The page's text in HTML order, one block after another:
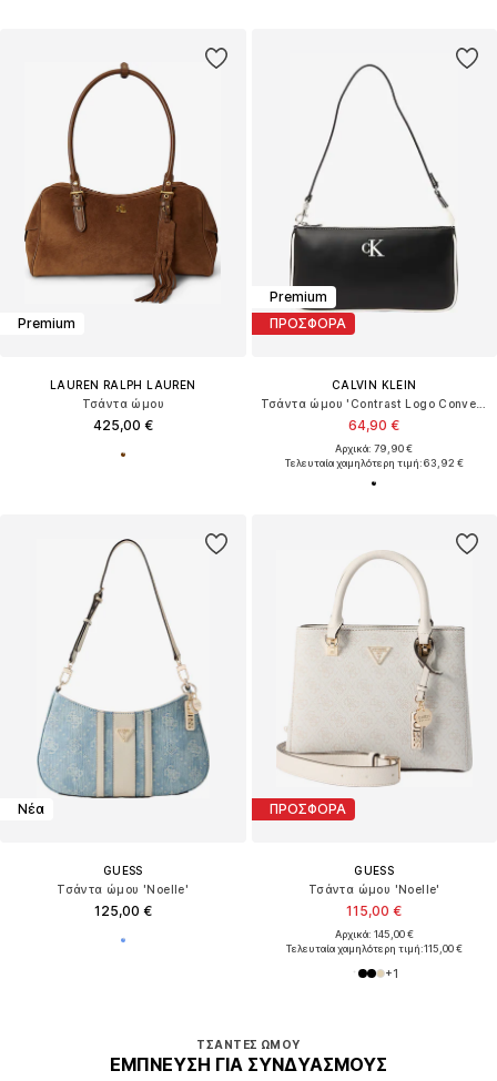
Premium
LAUREN RALPH LAUREN
Τσάντα ώμου
425,00 €
Premium
ΠΡΟΣΦΟΡΑ
CALVIN KLEIN
64,90 €
Αρχικά: 79,90 €
Τελευταία χαμηλότερη τιμή:63,92 €
Νέα
GUESS
Τσάντα ώμου 'Noelle'
125,00 €
ΠΡΟΣΦΟΡΑ
GUESS
Τσάντα ώμου 'Noelle'
115,00 €
Αρχικά: 145,00 €
Τελευταία χαμηλότερη τιμή:115,00 €
+1
ΤΣΆΝΤΕΣ ΏΜΟΥ
ΈΜΠΝΕΥΣΗ ΓΙΑ ΣΥΝΔΥΑΣΜΟΎΣ